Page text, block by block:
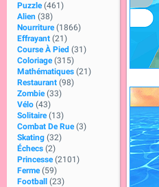
Puzzle (461)
Alien (38)
Nourriture (1866)
Effrayant (21)
Course À Pied (31)
Coloriage (315)
Mathématiques (21)
Restaurant (98)
Zombie (33)
Vélo (43)
Solitaire (13)
Combat De Rue (3)
Skating (32)
Échecs (2)
Princesse (2101)
Ferme (59)
Football
(23)